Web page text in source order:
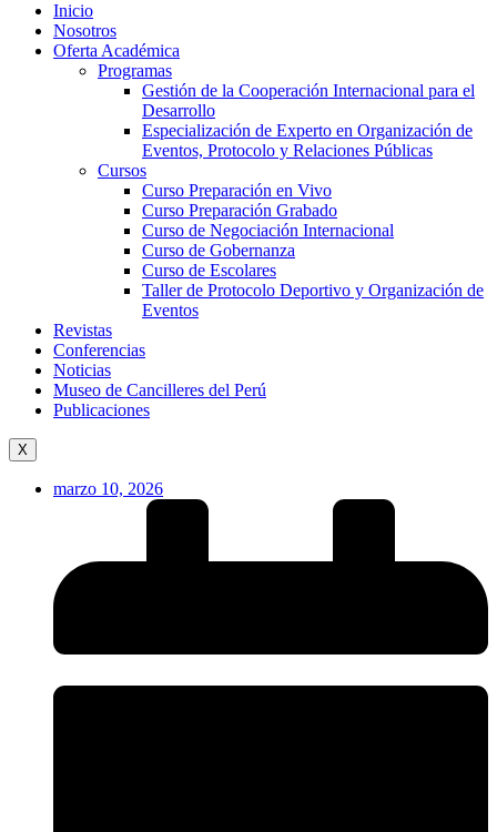
Inicio
Nosotros
Oferta Académica
Programas
Gestión de la Cooperación Internacional para el
Desarrollo
Especialización de Experto en Organización de
Eventos, Protocolo y Relaciones Públicas
Cursos
Curso Preparación en Vivo
Curso Preparación Grabado
Curso de Negociación Internacional
Curso de Gobernanza
Curso de Escolares
Taller de Protocolo Deportivo y Organización de
Eventos
Revistas
Conferencias
Noticias
Museo de Cancilleres del Perú
Publicaciones
X
marzo 10, 2026